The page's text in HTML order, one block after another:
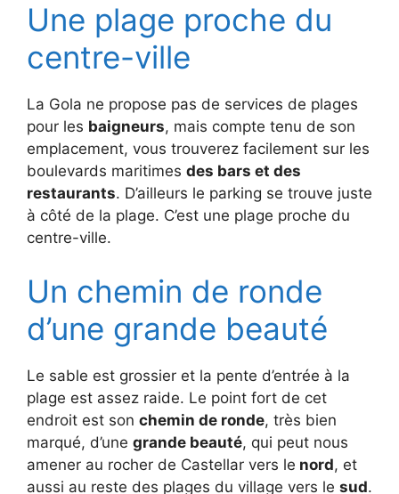
Une plage proche du
centre-ville
La Gola ne propose pas de services de plages
pour les baigneurs, mais compte tenu de son
emplacement, vous trouverez facilement sur les
boulevards maritimes des bars et des
restaurants. D’ailleurs le parking se trouve juste
à côté de la plage. C’est une plage proche du
centre-ville.
Un chemin de ronde
d’une grande beauté
Le sable est grossier et la pente d’entrée à la
plage est assez raide. Le point fort de cet
endroit est son chemin de ronde, très bien
marqué, d’une grande beauté, qui peut nous
amener au rocher de Castellar vers le nord, et
aussi au reste des plages du village vers le sud.